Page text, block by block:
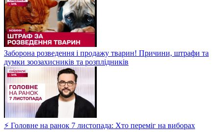
Заборона розведення і продажу тварин! Причини, штрафи та
думки зоозахисників та розплідників
⚡ Головне на ранок 7 листопада: Хто переміг на виборах